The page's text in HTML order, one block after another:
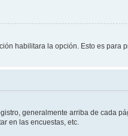
habilitara la opción. Esto es
generalmente arriba de cada
en las encuestas, etc.